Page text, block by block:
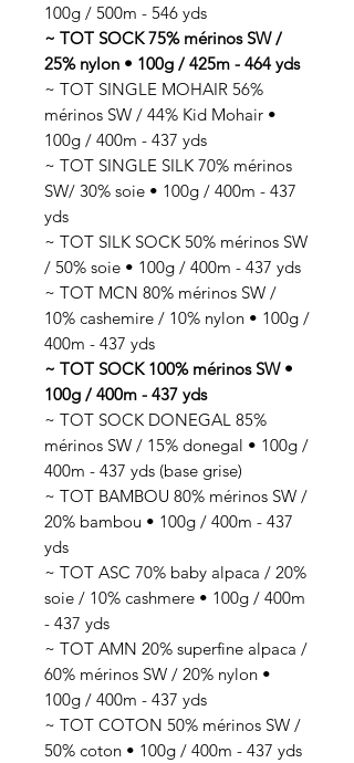
100g / 500m - 546 yds
~ TOT SOCK 75% mérinos SW /
25% nylon • 100g / 425m - 464 yds
~ TOT SINGLE MOHAIR 56%
mérinos SW / 44% Kid Mohair •
100g / 400m - 437 yds
~ TOT SINGLE SILK 70% mérinos
SW/ 30% soie • 100g / 400m - 437
yds
~ TOT SILK SOCK 50% mérinos SW
/ 50% soie • 100g / 400m - 437 yds
~ TOT MCN 80% mérinos SW /
10% cashemire / 10% nylon • 100g /
400m - 437 yds
~ TOT SOCK 100% mérinos SW •
100g / 400m - 437 yds
~ TOT SOCK DONEGAL 85%
mérinos SW / 15% donegal • 100g /
400m - 437 yds (base grise)
~ TOT BAMBOU 80% mérinos SW /
20% bambou • 100g / 400m - 437
yds
~ TOT ASC 70% baby alpaca / 20%
soie / 10% cashmere • 100g / 400m
- 437 yds
~ TOT AMN 20% superfine alpaca /
60% mérinos SW / 20% nylon •
100g / 400m - 437 yds
~ TOT COTON 50% mérinos SW /
50% coton • 100g / 400m - 437 yds